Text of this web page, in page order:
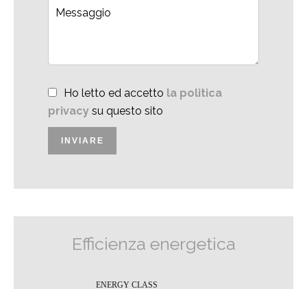
Ho letto ed accetto la politica
privacy su questo sito
INVIARE
Efficienza energetica